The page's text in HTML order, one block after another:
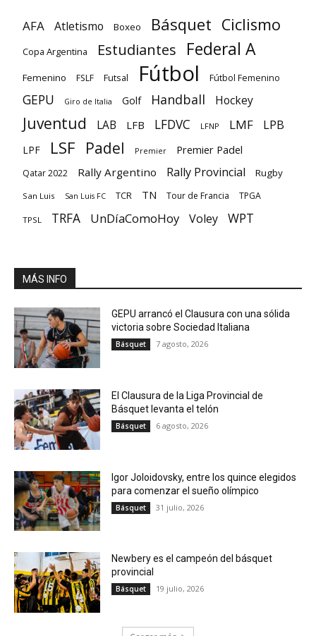
AFA Atletismo Boxeo Básquet Ciclismo
Copa Argentina Estudiantes Federal A
Femenino FSLF Futsal Fútbol Fútbol Femenino
GEPU Giro de Italia Golf Handball Hockey
Juventud LAB LFB LFDVC LFNP LMF LPB
LPF LSF Padel Premier Premier Padel
Qatar 2022 Rally Argentino Rally Provincial Rugby
San Luis San Luis FC TCR TN Tour de Francia TPGA
TPSL TRFA UnDíaComoHoy Voley WPT
MÁS INFO
GEPU arrancó el Clausura con una sólida
victoria sobre Sociedad Italiana
Básquet 7 agosto, 2026
El Clausura de la Liga Provincial de
Básquet levanta el telón
Básquet 6 agosto, 2026
Igor Joloidovsky, entre los quince elegidos
para comenzar el sueño olímpico
Básquet 31 julio, 2026
Newbery es el campeón del básquet
provincial
Básquet 19 julio, 2026